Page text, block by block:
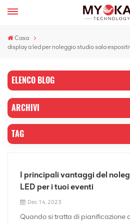
Casa
display a led per noleggio studio sala
ELENCO BLOG
ARCHIVI
TAG
I principali vantaggi del
LED per i tuoi eventi
Dec 14, 2023
Quando si tratta di pianificazione